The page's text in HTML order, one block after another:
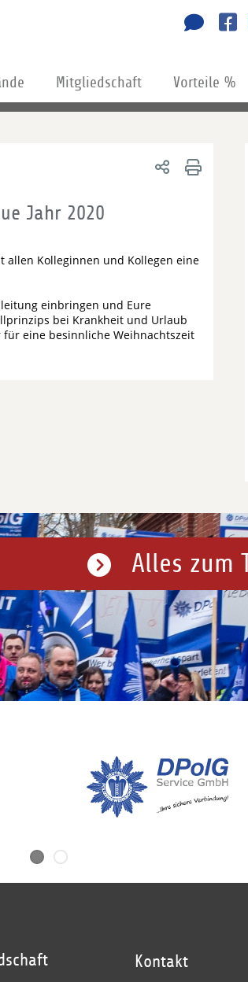
Mitgliedschaft Vorteile %
Jahr 2020
allen Kolleginnen und Kollegen eine
einbringen und Eure
bei Krankheit und Urlaub
für eine besinnliche Weihnachtszeit
Alles zum
Kontakt